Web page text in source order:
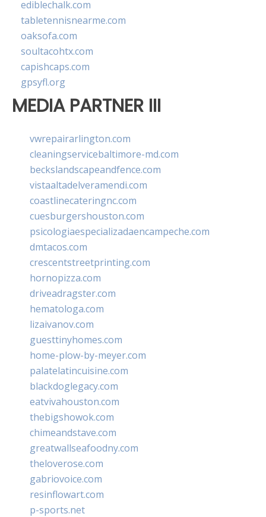
ediblechalk.com
tabletennisnearme.com
oaksofa.com
soultacohtx.com
capishcaps.com
gpsyfl.org
MEDIA PARTNER III
vwrepairarlington.com
cleaningservicebaltimore-md.com
beckslandscapeandfence.com
vistaaltadelveramendi.com
coastlinecateringnc.com
cuesburgershouston.com
psicologiaespecializadaencampeche.com
dmtacos.com
crescentstreetprinting.com
hornopizza.com
driveadragster.com
hematologa.com
lizaivanov.com
guesttinyhomes.com
home-plow-by-meyer.com
palatelatincuisine.com
blackdoglegacy.com
eatvivahouston.com
thebigshowok.com
chimeandstave.com
greatwallseafoodny.com
theloverose.com
gabriovoice.com
resinflowart.com
p-sports.net